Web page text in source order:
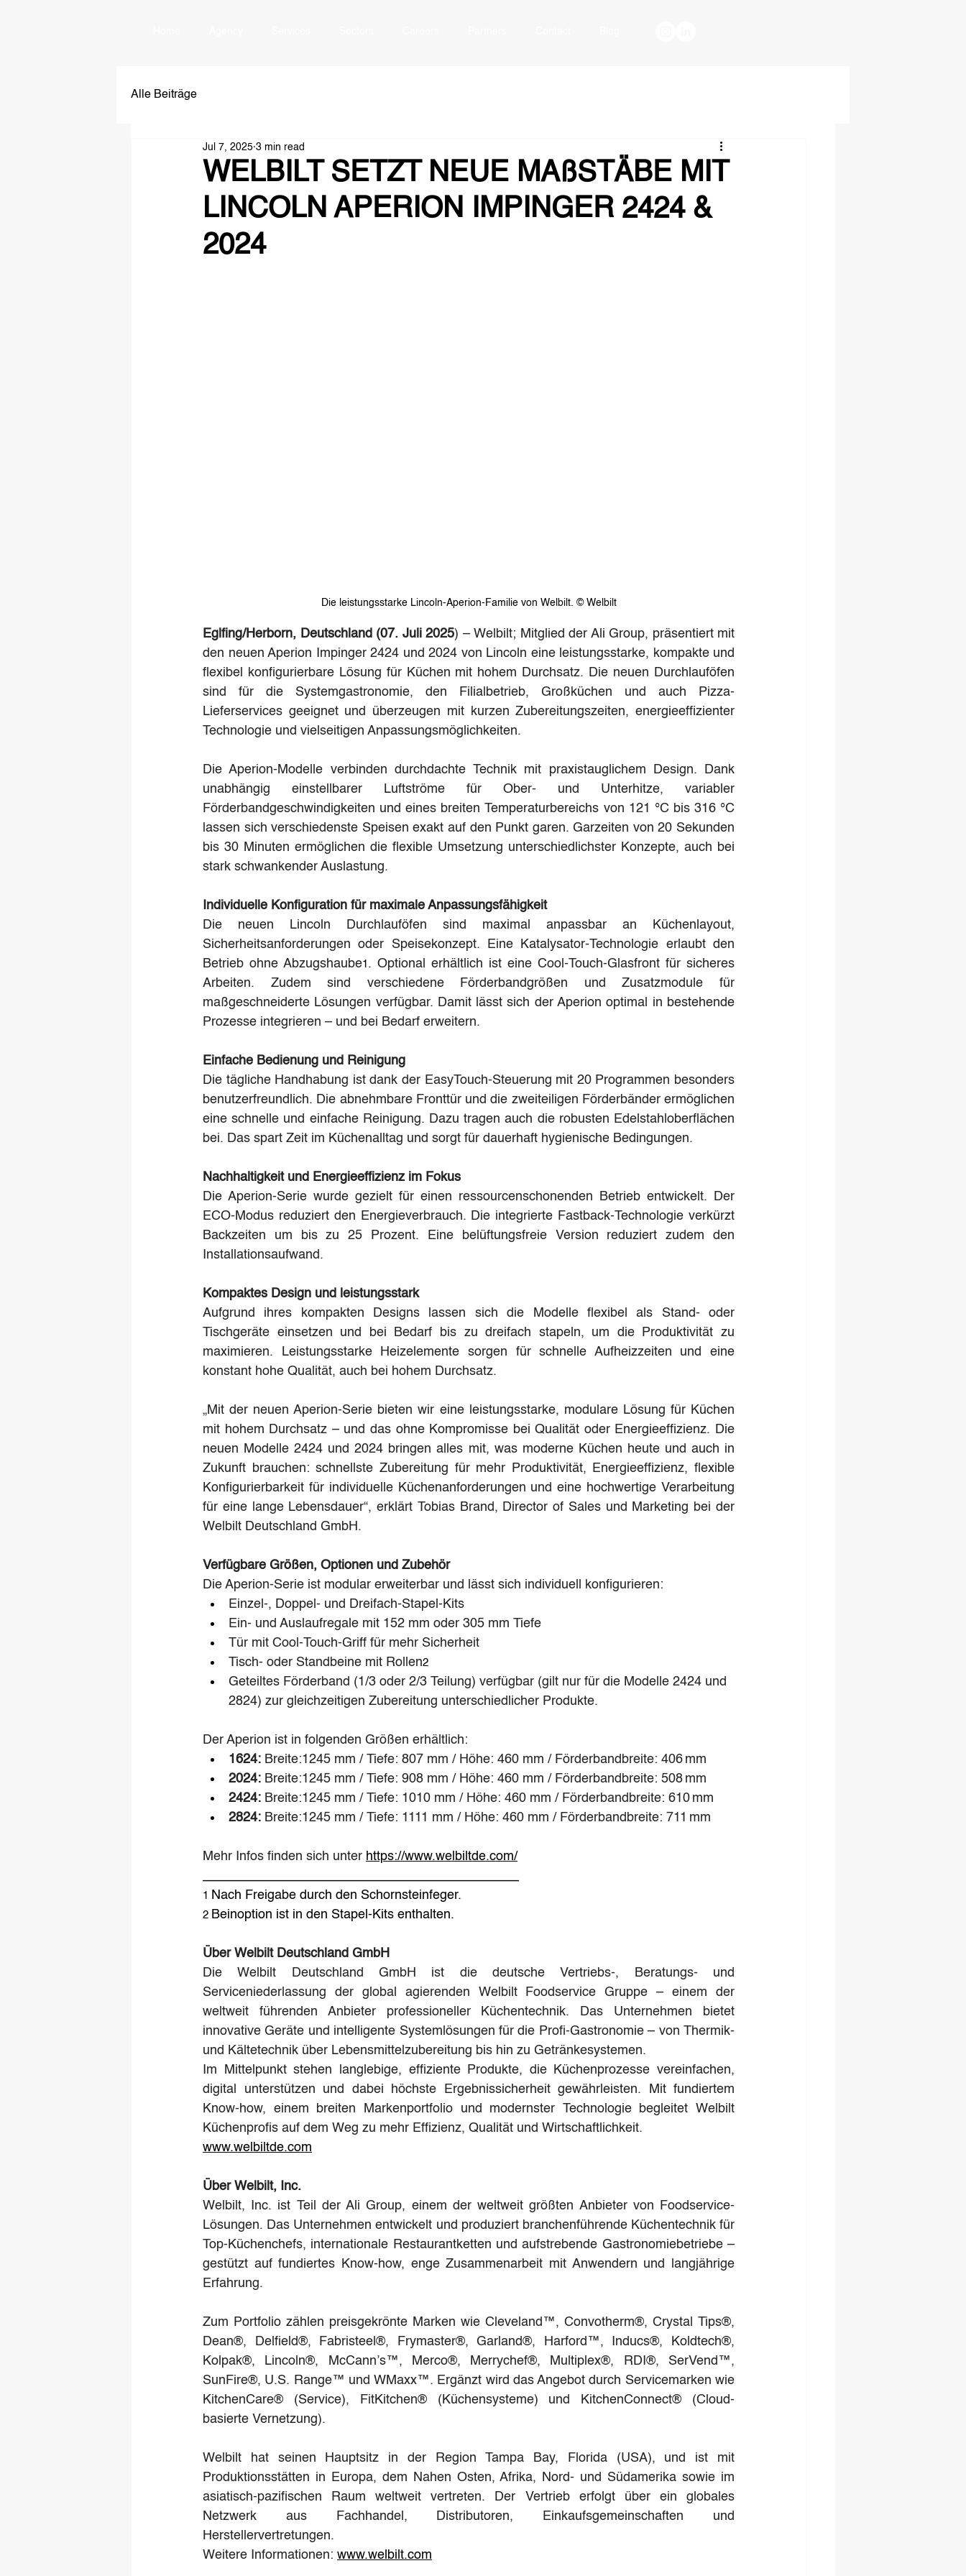
Alle Beiträge
WELBILT SETZT NEUE MAßSTÄBE MIT
LINCOLN APERION IMPINGER 2424 &
2024
Jul 7, 2025 3 min read
Die leistungsstarke Lincoln-Aperion-Familie von Welbilt. © Welbilt
Eglfing/Herborn, Deutschland (07. Juli 2025) – Welbilt; Mitglied der Ali Group, präsentiert mit
den neuen Aperion Impinger 2424 und 2024 von Lincoln eine leistungsstarke, kompakte und
flexibel konfigurierbare Lösung für Küchen mit hohem Durchsatz. Die neuen Durchlauföfen
sind für die Systemgastronomie, den Filialbetrieb, Großküchen und auch Pizza-
Lieferservices geeignet und überzeugen mit kurzen Zubereitungszeiten, energieeffizienter
Technologie und vielseitigen Anpassungsmöglichkeiten.
Die Aperion-Modelle verbinden durchdachte Technik mit praxistauglichem Design. Dank
unabhängig einstellbarer Luftströme für Ober- und Unterhitze, variabler
Förderbandgeschwindigkeiten und eines breiten Temperaturbereichs von 121 °C bis 316 °C
lassen sich verschiedenste Speisen exakt auf den Punkt garen. Garzeiten von 20 Sekunden
bis 30 Minuten ermöglichen die flexible Umsetzung unterschiedlichster Konzepte, auch bei
stark schwankender Auslastung.
Individuelle Konfiguration für maximale Anpassungsfähigkeit
Die neuen Lincoln Durchlauföfen sind maximal anpassbar an Küchenlayout,
Sicherheitsanforderungen oder Speisekonzept. Eine Katalysator-Technologie erlaubt den
Betrieb ohne Abzugshaube1 . Optional erhältlich ist eine Cool-Touch-Glasfront für sicheres
Arbeiten. Zudem sind verschiedene Förderbandgrößen und Zusatzmodule für
maßgeschneiderte Lösungen verfügbar. Damit lässt sich der Aperion optimal in bestehende
Prozesse integrieren – und bei Bedarf erweitern.
Einfache Bedienung und Reinigung
Die tägliche Handhabung ist dank der EasyTouch-Steuerung mit 20 Programmen besonders
benutzerfreundlich. Die abnehmbare Fronttür und die zweiteiligen Förderbänder ermöglichen
eine schnelle und einfache Reinigung. Dazu tragen auch die robusten Edelstahloberflächen
bei. Das spart Zeit im Küchenalltag und sorgt für dauerhaft hygienische Bedingungen.
Nachhaltigkeit und Energieeffizienz im Fokus
Die Aperion-Serie wurde gezielt für einen ressourcenschonenden Betrieb entwickelt. Der
ECO-Modus reduziert den Energieverbrauch. Die integrierte Fastback-Technologie verkürzt
Backzeiten um bis zu 25 Prozent. Eine belüftungsfreie Version reduziert zudem den
Installationsaufwand.
Kompaktes Design und leistungsstark
Aufgrund ihres kompakten Designs lassen sich die Modelle flexibel als Stand- oder
Tischgeräte einsetzen und bei Bedarf bis zu dreifach stapeln, um die Produktivität zu
maximieren. Leistungsstarke Heizelemente sorgen für schnelle Aufheizzeiten und eine
konstant hohe Qualität, auch bei hohem Durchsatz.
„Mit der neuen Aperion-Serie bieten wir eine leistungsstarke, modulare Lösung für Küchen
mit hohem Durchsatz – und das ohne Kompromisse bei Qualität oder Energieeffizienz. Die
neuen Modelle 2424 und 2024 bringen alles mit, was moderne Küchen heute und auch in
Zukunft brauchen: schnellste Zubereitung für mehr Produktivität, Energieeffizienz, flexible
Konfigurierbarkeit für individuelle Küchenanforderungen und eine hochwertige Verarbeitung
für eine lange Lebensdauer“, erklärt Tobias Brand, Director of Sales und Marketing bei der
Welbilt Deutschland GmbH.
Verfügbare Größen, Optionen und Zubehör
Die Aperion-Serie ist modular erweiterbar und lässt sich individuell konfigurieren:
Einzel-, Doppel- und Dreifach-Stapel-Kits
Ein- und Auslaufregale mit 152 mm oder 305 mm Tiefe
Tür mit Cool-Touch-Griff für mehr Sicherheit
Tisch- oder Standbeine mit Rollen2
Geteiltes Förderband (1/3 oder 2/3 Teilung) verfügbar (gilt nur für die Modelle 2424 und
2824) zur gleichzeitigen Zubereitung unterschiedlicher Produkte.
Der Aperion ist in folgenden Größen erhältlich:
1624: Breite:1245 mm / Tiefe: 807 mm / Höhe: 460 mm / Förderbandbreite: 406 mm
2024: Breite:1245 mm / Tiefe: 908 mm / Höhe: 460 mm / Förderbandbreite: 508 mm
2424: Breite:1245 mm / Tiefe: 1010 mm / Höhe: 460 mm / Förderbandbreite: 610 mm
2824: Breite:1245 mm / Tiefe: 1111 mm / Höhe: 460 mm / Förderbandbreite: 711 mm
Mehr Infos finden sich unter https://www.welbiltde.com/
1 Nach Freigabe durch den Schornsteinfeger.
2 Beinoption ist in den Stapel-Kits enthalten.
Über Welbilt Deutschland GmbH
Die Welbilt Deutschland GmbH ist die deutsche Vertriebs-, Beratungs- und
Serviceniederlassung der global agierenden Welbilt Foodservice Gruppe – einem der
weltweit führenden Anbieter professioneller Küchentechnik. Das Unternehmen bietet
innovative Geräte und intelligente Systemlösungen für die Profi-Gastronomie – von Thermik-
und Kältetechnik über Lebensmittelzubereitung bis hin zu Getränkesystemen.
Im Mittelpunkt stehen langlebige, effiziente Produkte, die Küchenprozesse vereinfachen,
digital unterstützen und dabei höchste Ergebnissicherheit gewährleisten. Mit fundiertem
Know-how, einem breiten Markenportfolio und modernster Technologie begleitet Welbilt
Küchenprofis auf dem Weg zu mehr Effizienz, Qualität und Wirtschaftlichkeit.
www.welbiltde.com
Über Welbilt, Inc.
Welbilt, Inc. ist Teil der Ali Group, einem der weltweit größten Anbieter von Foodservice-
Lösungen. Das Unternehmen entwickelt und produziert branchenführende Küchentechnik für
Top-Küchenchefs, internationale Restaurantketten und aufstrebende Gastronomiebetriebe –
gestützt auf fundiertes Know-how, enge Zusammenarbeit mit Anwendern und langjährige
Erfahrung.
Zum Portfolio zählen preisgekrönte Marken wie Cleveland™, Convotherm®, Crystal Tips®,
Dean®, Delfield®, Fabristeel®, Frymaster®, Garland®, Harford™, Inducs®, Koldtech®,
Kolpak®, Lincoln®, McCann’s™, Merco®, Merrychef®, Multiplex®, RDI®, SerVend™,
SunFire®, U.S. Range™ und WMaxx™. Ergänzt wird das Angebot durch Servicemarken wie
KitchenCare® (Service), FitKitchen® (Küchensysteme) und KitchenConnect® (Cloud-
basierte Vernetzung).
Welbilt hat seinen Hauptsitz in der Region Tampa Bay, Florida (USA), und ist mit
Produktionsstätten in Europa, dem Nahen Osten, Afrika, Nord- und Südamerika sowie im
asiatisch-pazifischen Raum weltweit vertreten. Der Vertrieb erfolgt über ein globales
Netzwerk aus Fachhandel, Distributoren, Einkaufsgemeinschaften und
Herstellervertretungen.
Weitere Informationen: www.welbilt.com